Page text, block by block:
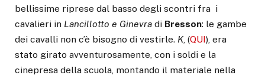
bellissime riprese dal basso degli scontri fra i
cavalieri in Lancillotto e Ginevra di Bresson: le gambe
dei cavalli non c’è bisogno di vestirle. K, (QUI), era
stato girato avventurosamente, con i soldi e la
cinepresa della scuola, montando il materiale nella